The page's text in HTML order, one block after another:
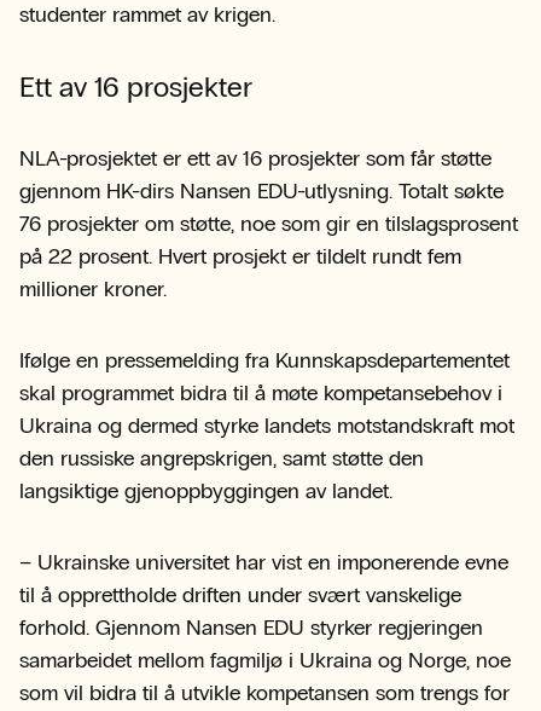
studenter rammet av krigen.
Ett av 16 prosjekter
NLA-prosjektet er ett av 16 prosjekter som får støtte
gjennom HK-dirs Nansen EDU-utlysning. Totalt søkte
76 prosjekter om støtte, noe som gir en tilslagsprosent
på 22 prosent. Hvert prosjekt er tildelt rundt fem
millioner kroner.
Ifølge en pressemelding fra Kunnskapsdepartementet
skal programmet bidra til å møte kompetansebehov i
Ukraina og dermed styrke landets motstandskraft mot
den russiske angrepskrigen, samt støtte den
langsiktige gjenoppbyggingen av landet.
– Ukrainske universitet har vist en imponerende evne
til å opprettholde driften under svært vanskelige
forhold. Gjennom Nansen EDU styrker regjeringen
samarbeidet mellom fagmiljø i Ukraina og Norge, noe
som vil bidra til å utvikle kompetansen som trengs for